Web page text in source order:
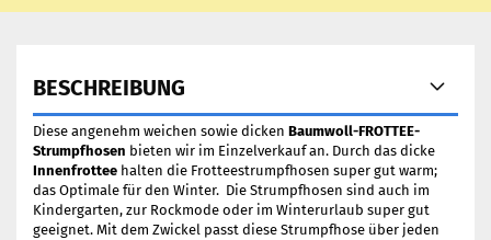
BESCHREIBUNG
Diese angenehm weichen sowie dicken Baumwoll-FROTTEE-
Strumpfhosen bieten wir im Einzelverkauf an. Durch das dicke
Innenfrottee halten die Frotteestrumpfhosen super gut warm;
das Optimale für den Winter. Die Strumpfhosen sind auch im
Kindergarten, zur Rockmode oder im Winterurlaub super gut
geeignet. Mit dem Zwickel passt diese Strumpfhose über jeden